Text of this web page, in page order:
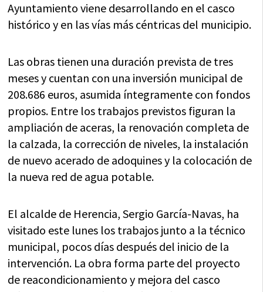
Ayuntamiento viene desarrollando en el casco
histórico y en las vías más céntricas del municipio.
Las obras tienen una duración prevista de tres
meses y cuentan con una inversión municipal de
208.686 euros, asumida íntegramente con fondos
propios. Entre los trabajos previstos figuran la
ampliación de aceras, la renovación completa de
la calzada, la corrección de niveles, la instalación
de nuevo acerado de adoquines y la colocación de
la nueva red de agua potable.
El alcalde de Herencia, Sergio García-Navas, ha
visitado este lunes los trabajos junto a la técnico
municipal, pocos días después del inicio de la
intervención. La obra forma parte del proyecto
de reacondicionamiento y mejora del casco